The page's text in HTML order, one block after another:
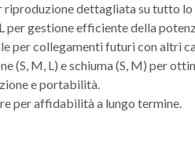
dettagliata su tutto
gestione efficiente della
per collegamenti futuri con altri
(S, M, L) e schiuma (S, M) per
e portabilità.
per affidabilità a lungo termine.